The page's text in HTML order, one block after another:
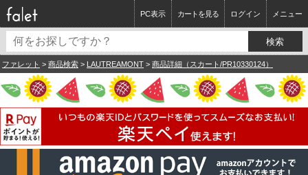
ログイン メニュー
カートを見る
PC表示
ファレット > 商品検索 > LAUTREAMONT > 商品詳細（スカート/PR10330124）